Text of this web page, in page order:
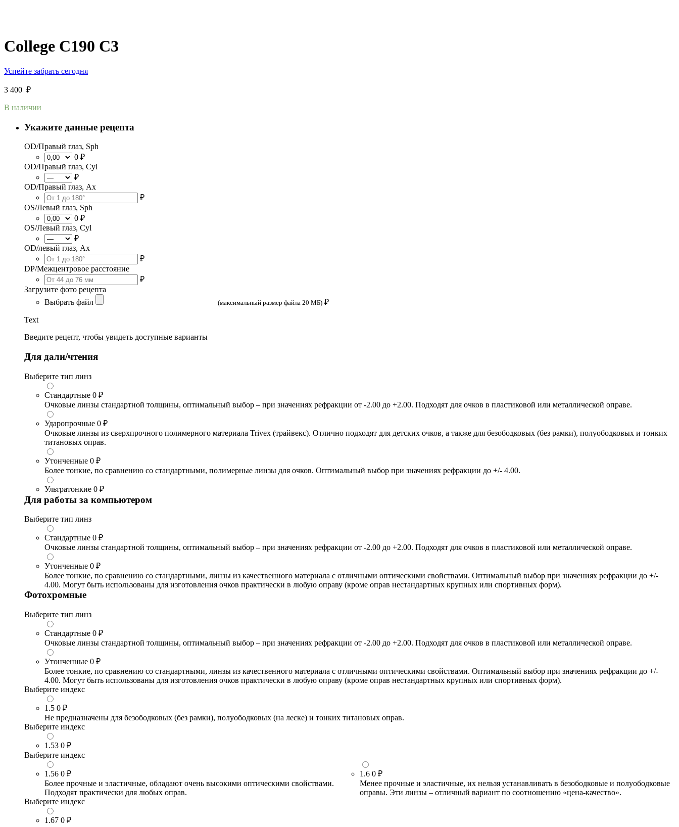
College C190 C3
Успейте забрать сегодня
3 400 ₽
В наличии
Укажите данные рецепта
OD/Правый глаз, Sph
0 ₽
OD/Правый глаз, Cyl
₽
OD/Правый глаз, Ax
₽
OS/Левый глаз, Sph
0 ₽
OS/Левый глаз, Cyl
₽
OD/левый глаз, Ax
₽
DP/Межцентровое расстояние
₽
Загрузите фото рецепта
Выбрать файл
(максимальный размер файла 20 МБ) ₽
Text
Введите рецепт, чтобы увидеть доступные варианты
Для дали/чтения
Выберите тип линз
Стандартные 0 ₽
Очковые линзы стандартной толщины, оптимальный выбор – при значениях рефракции от -2.00 до +2.00. Подходят для очков в пластиковой или металлической оправе.
Ударопрочные 0 ₽
Очковые линзы из сверхпрочного полимерного материала Trivex (трайвекс). Отлично подходят для детских очков, а также для безободковых (без рамки), полуободковых и тонких
титановых оправ.
Утонченные 0 ₽
Более тонкие, по сравнению со стандартными, полимерные линзы для очков. Оптимальный выбор при значениях рефракции до +/- 4.00.
Ультратонкие 0 ₽
Для работы за компьютером
Выберите тип линз
Стандартные 0 ₽
Очковые линзы стандартной толщины, оптимальный выбор – при значениях рефракции от -2.00 до +2.00. Подходят для очков в пластиковой или металлической оправе.
Утонченные 0 ₽
Более тонкие, по сравнению со стандартными, линзы из качественного материала с отличными оптическими свойствами. Оптимальный выбор при значениях рефракции до +/-
4.00. Могут быть использованы для изготовления очков практически в любую оправу (кроме оправ нестандартных крупных или спортивных форм).
Фотохромные
Выберите тип линз
Стандартные 0 ₽
Очковые линзы стандартной толщины, оптимальный выбор – при значениях рефракции от -2.00 до +2.00. Подходят для очков в пластиковой или металлической оправе.
Утонченные 0 ₽
Более тонкие, по сравнению со стандартными, линзы из качественного материала с отличными оптическими свойствами. Оптимальный выбор при значениях рефракции до +/-
4.00. Могут быть использованы для изготовления очков практически в любую оправу (кроме оправ нестандартных крупных или спортивных форм).
Выберите индекс
1.5 0 ₽
Не предназначены для безободковых (без рамки), полуободковых (на леске) и тонких титановых оправ.
Выберите индекс
1.53 0 ₽
Выберите индекс
1.56 0 ₽
Более прочные и эластичные, обладают очень высокими оптическими свойствами.
Подходят практически для любых оправ.
1.6 0 ₽
Менее прочные и эластичные, их нельзя устанавливать в безободковые и полуободковые
оправы. Эти линзы – отличный вариант по соотношению «цена-качество».
Выберите индекс
1.67 0 ₽